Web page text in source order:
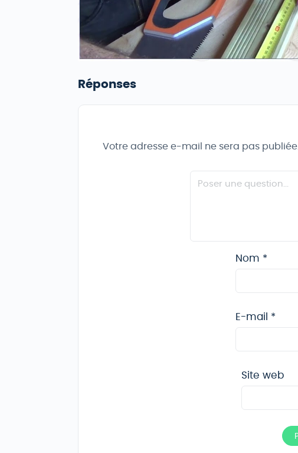
Réponses
Votre adresse e-mail ne sera pas publiée.
Nom *
E-mail *
Site web